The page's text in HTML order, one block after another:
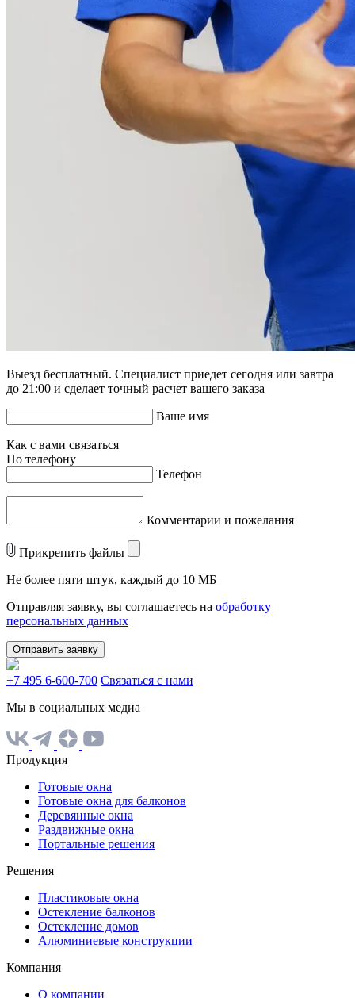
Выезд бесплатный. Специалист приедет сегодня или завтра
до 21:00 и сделает точный расчет вашего заказа
Ваше имя
Как с вами связаться
По телефону
Телефон
Комментарии и пожелания
Прикрепить файлы
Не более пяти штук, каждый до 10 МБ
Отправляя заявку, вы соглашаетесь на обработку
персональных данных
Отправить заявку
+7 495 6-600-700 Связаться с нами
Мы в социальных медиа
Продукция
Готовые окна
Готовые окна для балконов
Деревянные окна
Раздвижные окна
Портальные решения
Решения
Пластиковые окна
Остекление балконов
Остекление домов
Алюминиевые конструкции
Компания
О компании